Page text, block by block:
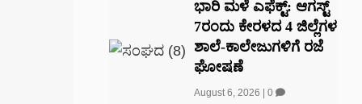
ಭಾರಿ ಮಳೆ ಎಫೆಕ್ಟ್: ಆಗಸ್ಟ್
7ರಂದು ಕೇರಳದ 4 ಜಿಲ್ಲೆಗಳ
ಶಾಲೆ-ಕಾಲೇಜುಗಳಿಗೆ ರಜೆ
ಘೋಷಣೆ
August 6, 2026 0